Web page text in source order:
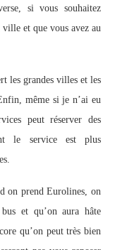
si vous souhaitez
et que vous avez au
les grandes villes et les
même si je n’ai eu
peut réserver des
le service est plus
on prend Eurolines, on
et qu’on aura hâte
qu’on peut très bien